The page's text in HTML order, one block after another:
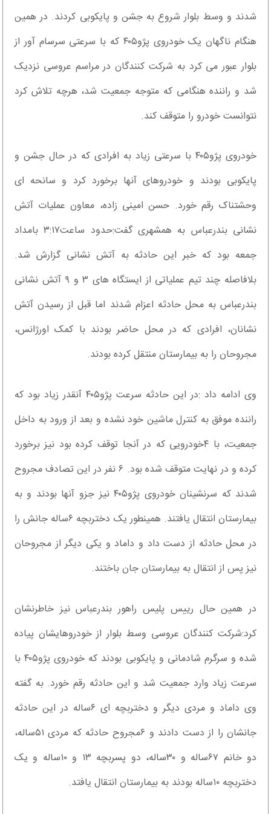
شدند و وسط بلوار شروع به جشن و پایکوبی کردند. در همین
هنگام ناگهان یک خودروی پژو۴۰۵ که با سرعتی سرسام آور از
بلوار عبور می کرد به شرکت کنندگان در مراسم عروسی نزدیک
شد و راننده هنگامی که متوجه جمعیت شد، هرچه تلاش کرد
نتوانست خودرو را متوقف کند.
خودروی پژو۴۰۵ با سرعتی زیاد به افرادی که در حال جشن و
پایکوبی بودند و خودروهای آنها برخورد کرد و سانحه ای
وحشتناک رقم خورد. حسن امینی زاده، معاون عملیات آتش
نشانی بندرعباس به همشهری گفت:حدود ساعت۳:۱۷ بامداد
جمعه بود که خبر این حادثه به آتش نشانی گزارش شد.
بلافاصله چند تیم عملیاتی از ایستگاه های ۳ و ۹ آتش نشانی
بندرعباس به محل حادثه اعزام شدند اما قبل از رسیدن آتش
نشانان، افرادی که در محل حاضر بودند با کمک اورژانس،
مجروحان را به بیمارستان منتقل کرده بودند.
وی ادامه داد :در این حادثه سرعت پژو۴۰۵ آنقدر زیاد بود که
راننده موفق به کنترل ماشین خود نشده و بعد از ورود به داخل
جمعیت، با ۴خودرویی که در آنجا توقف کرده بود نیز برخورد
کرده و در نهایت متوقف شده بود. ۶ نفر در این تصادف مجروح
شدند که سرنشینان خودروی پژو۴۰۵ نیز جزو آنها بودند و به
بیمارستان انتقال یافتند. همینطور یک دختربچه ۶ساله جانش را
در محل حادثه از دست داد و داماد و یکی دیگر از مجروحان
نیز پس از انتقال به بیمارستان جان باختند.
در همین حال رییس پلیس راهور بندرعباس نیز خاطرنشان
کرد:شرکت کنندگان عروسی وسط بلوار از خودروهایشان پیاده
شده و سرگرم شادمانی و پایکوبی بودند که خودروی پژو۴۰۵ با
سرعت زیاد وارد جمعیت شد و این حادثه رقم خورد. به گفته
وی داماد و مردی دیگر و دختربچه ای ۶ساله در این حادثه
جانشان را از دست دادند و ۶مجروح حادثه که مردی ۵۱ساله،
دو خانم ۶۷ساله و ۳۰ساله، دو پسربچه ۱۳ و ۱۰ساله و یک
دختربچه ۱۰ساله بودند به بیمارستان انتقال یافتد.